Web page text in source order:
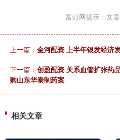
富灯网提示：文
上一篇： 金河配资 上半年银发经济
下一篇： 创盈配资 关系血管扩张药
购山东华泰制药案
相关文章